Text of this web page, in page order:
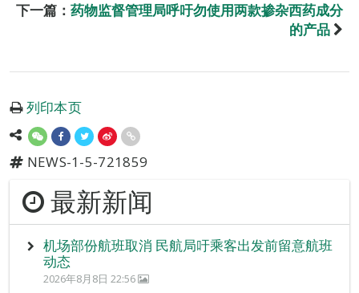
下一篇： 药物监督管理局呼吁勿使用两款掺杂西药成分
的产品
列印本页
NEWS-1-5-721859
最新新闻
机场部份航班取消 民航局吁乘客出发前留意航班
动态
2026年8月8日 22:56